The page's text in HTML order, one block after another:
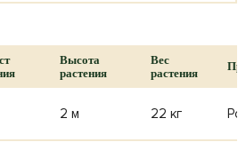
Высота
растения
Вес
растения
2 м 22 кг